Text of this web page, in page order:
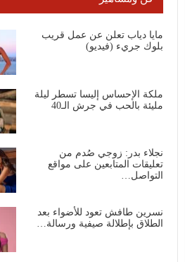
مايا دياب تعلن عن عمل قريب
بلوك جريء (فيديو)
ملكة الإحساس إليسا تسطر ليلة
مليئة بالحب في جرش الـ40
نجلاء بدر: زوجي صُدم من
تعليقات المتابعين على مواقع
التواصل…
نسرين طافش تعود للأضواء بعد
الطلاق بإطلالة صيفية ورسالة…